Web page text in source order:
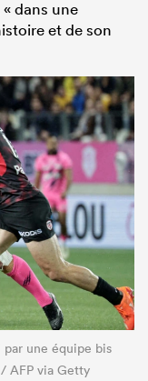
dans une
et de son
par une équipe bis
AFP via Getty